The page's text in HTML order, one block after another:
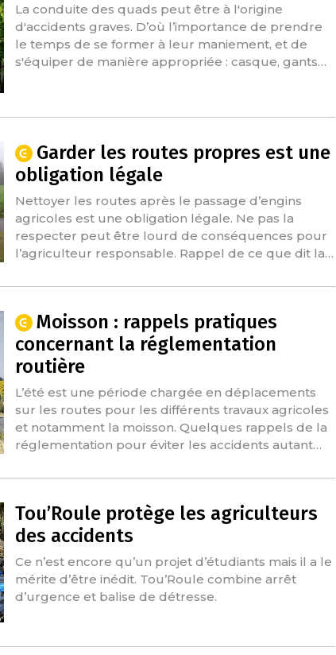
La conduite des quads peut être à l'origine
d'accidents graves. D’où l’importance de prendre
le temps de se former à leur maniement, et de
s'équiper de manière appropriée : casque, gants…
Garder les routes propres est une
obligation légale
Nettoyer les routes après le passage d’engins
agricoles est une obligation légale. Ne pas la
respecter peut être lourd de conséquences pour
l’agriculteur responsable. Rappel de ce que dit la…
Moisson : rappels pratiques
concernant la réglementation
routière
L’été est une période chargée en déplacements
sur les routes pour les différents travaux agricoles
et notamment la moisson. Quelques rappels de la
réglementation pour éviter les accidents autant…
Tou’Roule protège les agriculteurs
des accidents
Ce n’est encore qu’un projet d’étudiants mais il a le
mérite d’être inédit. Tou’Roule combine arrêt
d’urgence et balise de détresse.